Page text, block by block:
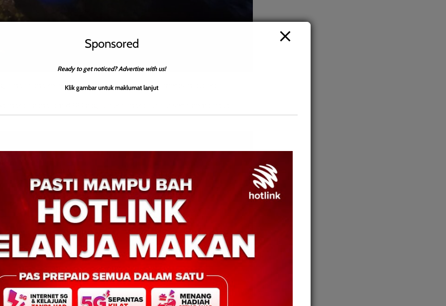
dan tiada kecederaan dilaporkan sepanjang operasi dijalankan.
pada jam 8.00 pagi untuk tindakan lanjut serta pemantauan
Sponsored
Ready to get noticed? Advertise with us!
Klik gambar untuk maklumat lanjut